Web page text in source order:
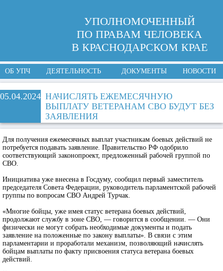
УПОЛНОМОЧЕННЫЙ
ПО ПРАВАМ ЧЕЛОВЕКА
В КРАСНОДАРСКОМ КРАЕ
ОБ УПЧ ДЕЯТЕЛЬНОСТЬ ДОКУМЕНТЫ НОВОСТИ
05.04.2024 НАЧИСЛЯТЬ ЕЖЕМЕСЯЧНУЮ
ВЫПЛАТУ ВЕТЕРАНАМ СВО БУДУТ БЕЗ
ЗАЯВЛЕНИЯ
Для получения ежемесячных выплат участникам боевых действий не
потребуется подавать заявление. Правительство РФ одобрило
соответствующий законопроект, предложенный рабочей группой по
СВО.
Инициатива уже внесена в Госдуму, сообщил первый заместитель
председателя Совета Федерации, руководитель парламентской рабочей
группы по вопросам СВО Андрей Турчак.
«Многие бойцы, уже имея статус ветерана боевых действий,
продолжают службу в зоне СВО, — говорится в сообщении. — Они
физически не могут собрать необходимые документы и подать
заявление на положенные по закону выплаты». В связи с этим
парламентарии и проработали механизм, позволяющий начислять
бойцам выплаты по факту присвоения статуса ветерана боевых
действий.